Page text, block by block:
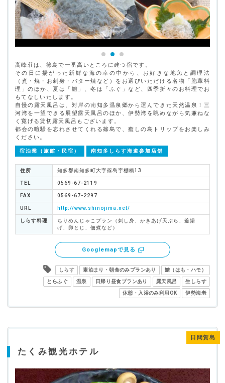
高峰荘は、篠島で一番高いところに建つ宿です。
その日に揚がった新鮮な海の幸の中から、お好きな地魚と調理法
（煮・焼・お刺身・バター焼など）をお選びいただける名物「胞輩料
理」のほか、夏は「鱧」、冬は「ふぐ」など、四季折々のお料理でお
もてなしいたします。
自慢の露天風呂は、対岸の南知多温泉郷から運んできた天然温泉！三
河湾を一望できる展望露天風呂のほか、伊勢湾を眺めながら気兼ねな
く寛げる貸切露天風呂もございます。
都会の喧騒を忘れさせてくれる篠島で、癒しの島トリップをお楽しみ
ください。
宿泊業（旅館・民宿） 南知多しらす海道参加店舗
住所 知多郡南知多町大字篠島字棚橋13
TEL 0569-67-2119
FAX 0569-67-2297
URL http://www.shinojima.net/
しらす料理
ちりめんじゃこプラン（刺し身、かきあげ天ぷら、釜揚
げ、卵とじ、佃煮など）
Googlemapで見る
しらす 素泊まり・朝食のみプランあり 鱧（はも・ハモ）
とらふぐ 温泉 日帰り昼食プランあり 露天風呂 生しらす
休憩・入浴のみ利用OK 伊勢海老
たくみ観光ホテル
日間賀島